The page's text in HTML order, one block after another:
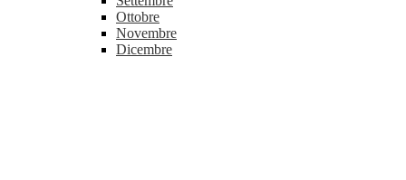
Ottobre
Novembre
Dicembre